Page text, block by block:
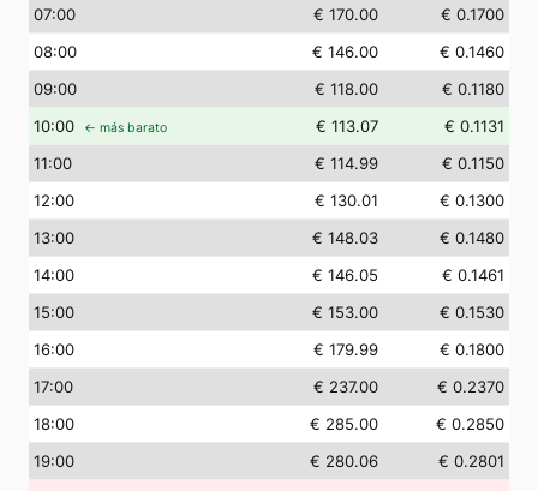
07:00 € 170.00
€ 0.1700
08:00 € 146.00
€ 0.1460
09:00 € 118.00
€ 0.1180
10:00 ← más barato € 113.07
€ 0.1131
11:00 € 114.99
€ 0.1150
12:00 € 130.01
€ 0.1300
13:00 € 148.03
€ 0.1480
14:00 € 146.05
€ 0.1461
15:00 € 153.00
€ 0.1530
16:00 € 179.99
€ 0.1800
17:00 € 237.00
€ 0.2370
18:00 € 285.00
€ 0.2850
19:00 € 280.06
€ 0.2801